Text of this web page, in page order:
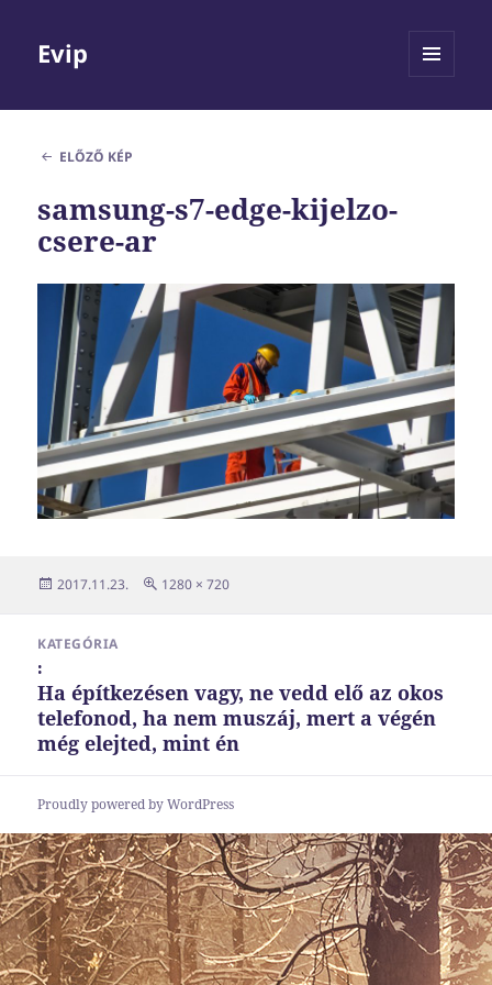
Evip
ELŐZŐ KÉP
samsung-s7-edge-kijelzo-
csere-ar
Közzétéve
2017.11.23.
Teljes
1280 × 720
navigációKATEGÓRIA
:
Ha építkezésen vagy, ne vedd elő az okos
telefonod, ha nem muszáj, mert a végén
még elejted, mint én
Proudly powered by WordPress